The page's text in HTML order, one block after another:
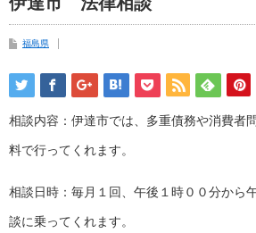
福島県
相談内容：伊達市では、多重債務や消費者
料で行ってくれます。
相談日時：毎月１回、午後１時００分から
談に乗ってくれます。